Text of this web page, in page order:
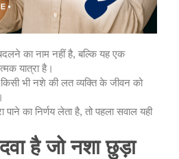
का नाम नहीं है, बल्कि यह एक
यात्रा है।
भी नशे की लत व्यक्ति के जीवन को
का निर्णय लेता है, तो पहला सवाल यही
है जो नशा छुड़ा